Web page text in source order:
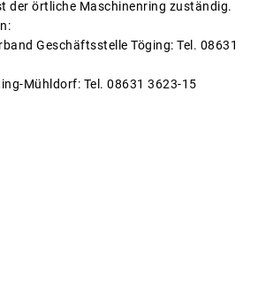
der örtliche Maschinenring zuständig.
Geschäftsstelle Töging: Tel. 08631
Mühldorf: Tel. 08631 3623-15